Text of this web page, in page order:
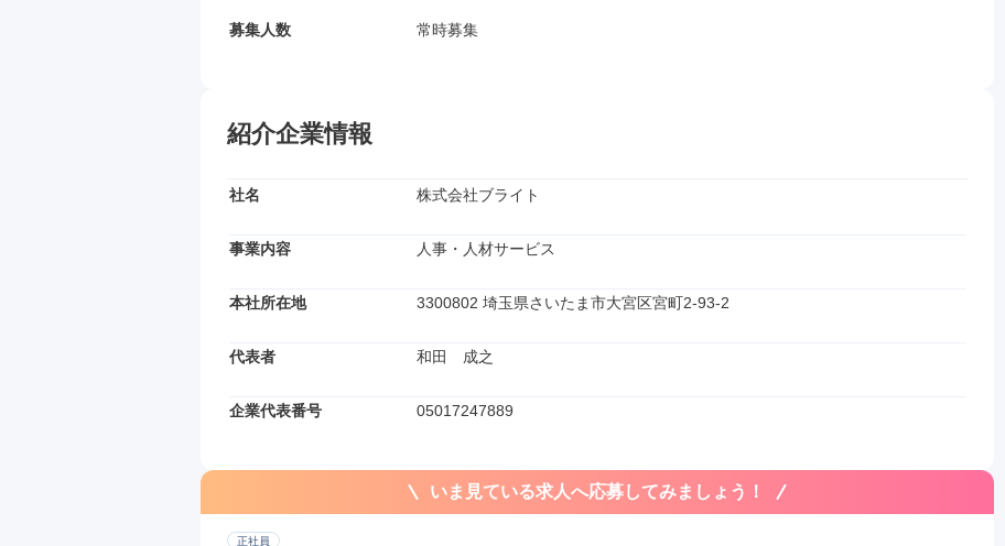
募集人数 常時募集
紹介企業情報
社名 株式会社ブライト
事業内容 人事・人材サービス
本社所在地 3300802 埼玉県さいたま市大宮区宮町2-93-2
代表者 和田　成之
企業代表番号 05017247889
いま見ている求人へ応募してみましょう！
正社員